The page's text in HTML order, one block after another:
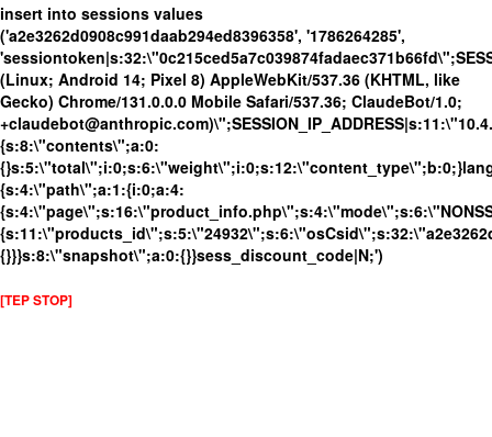
insert into sessions values
('a2e3262d0908c991daab294ed8396358', '1786264285',
(Linux; Android 14; Pixel 8) AppleWebKit/537.36 (KHTML, like
Gecko) Chrome/131.0.0.0 Mobile Safari/537.36; ClaudeBot/1.0;
{s:8:\"contents\";a:0:
{s:4:\"path\";a:1:{i:0;a:4:
{}}}s:8:\"snapshot\";a:0:{}}sess_discount_code|N;')
[TEP STOP]